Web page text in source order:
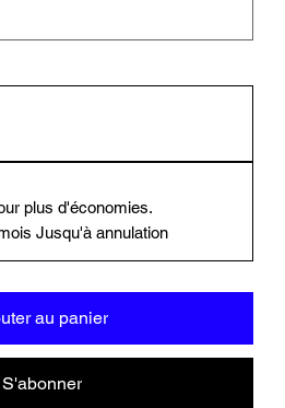
plus d'économies.
Jusqu'à annulation
au panier
S'abonner